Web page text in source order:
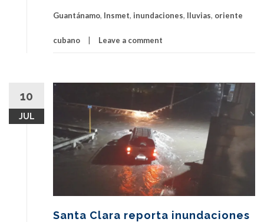
Guantánamo, Insmet, inundaciones, lluvias, oriente
cubano Leave a comment
10
JUL
Santa Clara reporta inundaciones